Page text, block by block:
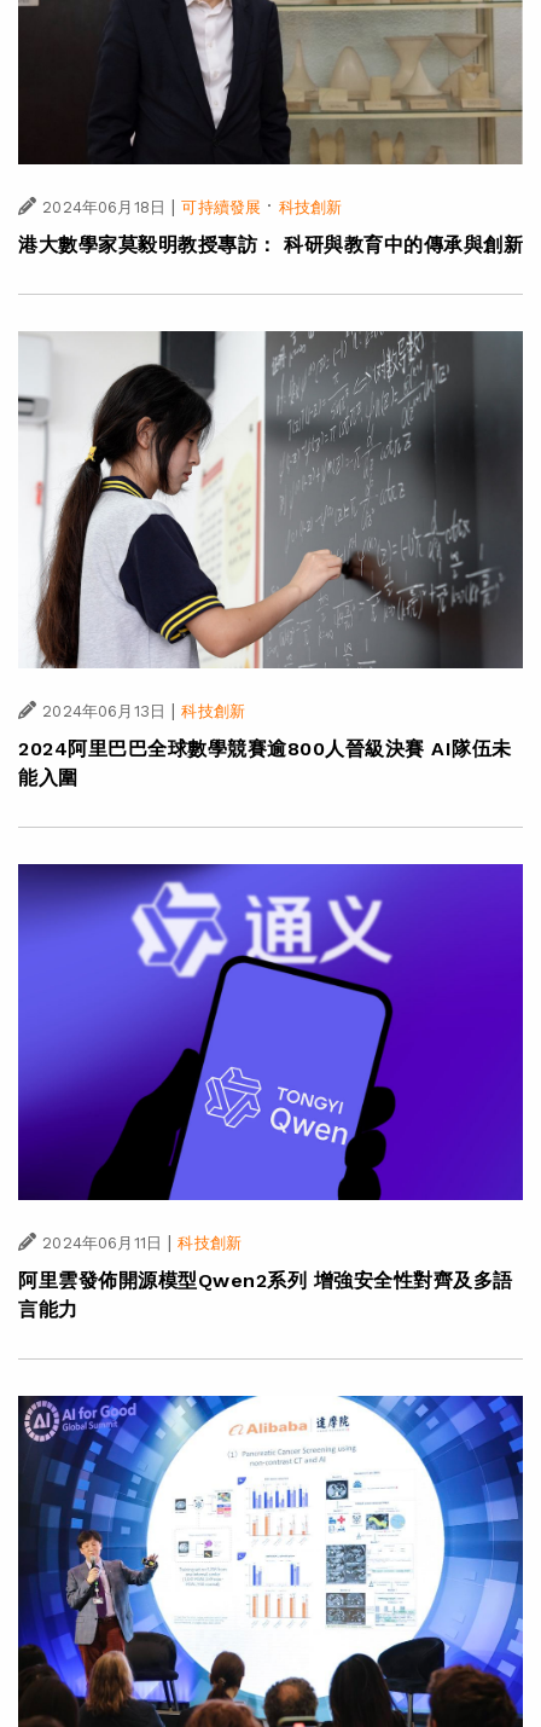
2024年06月18日 | 可持續發展 · 科技創新
港大數學家莫毅明教授專訪： 科研與教育中的傳承與創新
2024年06月13日 | 科技創新
2024阿里巴巴全球數學競賽逾800人晉級決賽 AI隊伍未
能入圍
2024年06月11日 | 科技創新
阿里雲發佈開源模型Qwen2系列 增強安全性對齊及多語
言能力